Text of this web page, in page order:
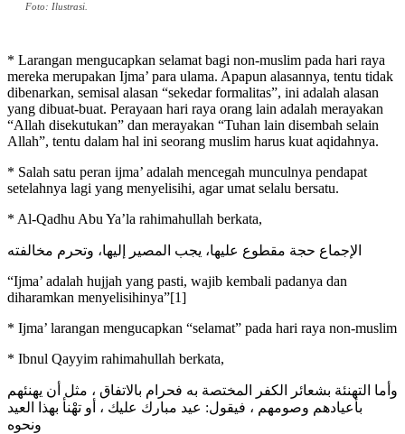
Foto: Ilustrasi.
* Larangan mengucapkan selamat bagi non-muslim pada hari raya
mereka merupakan Ijma’ para ulama. Apapun alasannya, tentu tidak
dibenarkan, semisal alasan “sekedar formalitas”, ini adalah alasan
yang dibuat-buat. Perayaan hari raya orang lain adalah merayakan
“Allah disekutukan” dan merayakan “Tuhan lain disembah selain
Allah”, tentu dalam hal ini seorang muslim harus kuat aqidahnya.
* Salah satu peran ijma’ adalah mencegah munculnya pendapat
setelahnya lagi yang menyelisihi, agar umat selalu bersatu.
* Al-Qadhu Abu Ya’la rahimahullah berkata,
ﺍﻹﺟﻤﺎﻉ ﺣﺠﺔ ﻣﻘﻄﻮﻉ ﻋﻠﻴﻬﺎ، ﻳﺠﺐ ﺍﻟﻤﺼﻴﺮ ﺇﻟﻴﻬﺎ، ﻭﺗﺤﺮﻡ ﻣﺨﺎﻟﻔﺘﻪ
“Ijma’ adalah hujjah yang pasti, wajib kembali padanya dan
diharamkan menyelisihinya”[1]
* Ijma’ larangan mengucapkan “selamat” pada hari raya non-muslim
* Ibnul Qayyim rahimahullah berkata,
وأما التهنئة بشعائر الكفر المختصة به فحرام بالاتفاق ، مثل أن يهنئهم
بأعيادهم وصومهم ، فيقول: عيد مبارك عليك ، أو تهْنأ بهذا العيد
ونحوه